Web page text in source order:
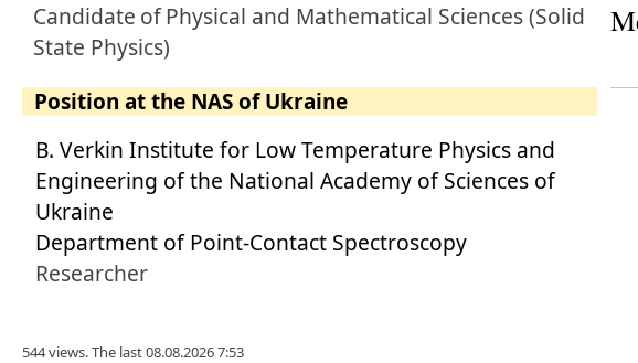
Candidate ofPhysical and Mathematical Sciences (Solid
State Physics)
Position at the NAS of Ukraine
B. Verkin Institute for Low Temperature Physics and
Engineering of the National Academy of Sciences of
Ukraine
Department of Point-Contact Spectroscopy
Researcher
544 views. The last 08.08.2026 7:53